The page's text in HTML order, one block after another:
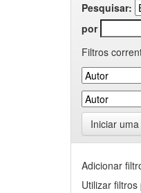
Pesquisar:
por
Filtros
Iniciar
Adicionar
Utilizar